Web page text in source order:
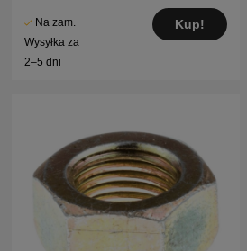
Na zam.
Wysyłka za
2–5 dni
Kup!